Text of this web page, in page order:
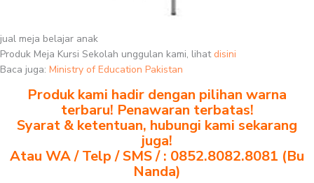
jual meja belajar anak
Produk Meja Kursi Sekolah unggulan kami, lihatdisini
Baca juga: Ministry of Education Pakistan
Produk kami hadir dengan pilihan warna
terbaru! Penawaran terbatas!
Syarat & ketentuan, hubungi kami sekarang
juga!
Atau WA / Telp / SMS / : 0852.8082.8081 (Bu
Nanda)